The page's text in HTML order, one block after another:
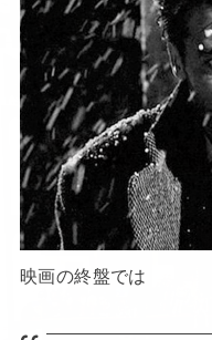
映画の終盤では